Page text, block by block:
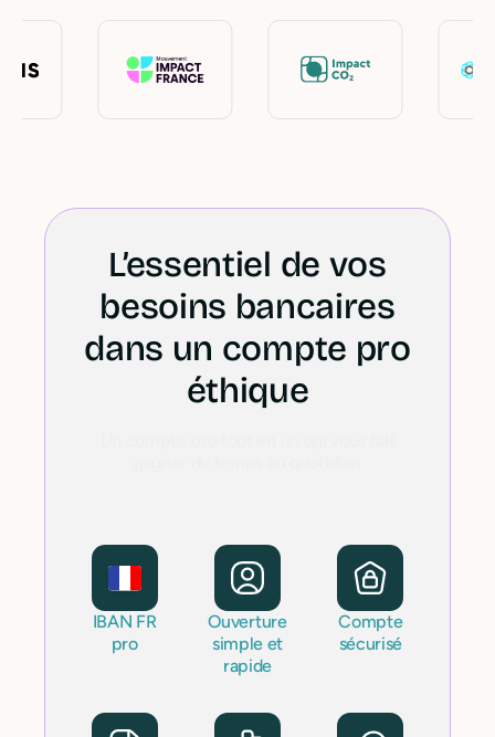
L’essentiel de vos
besoins bancaires
dans un compte pro
éthique
IBAN FR
pro
Ouverture
simple et
rapide
Compte
sécurisé